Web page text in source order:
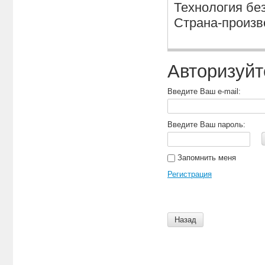
Технология
Страна-
Введите Ваш e-mail:
Введите Ваш пароль:
Запомнить меня
Регистрация
Назад